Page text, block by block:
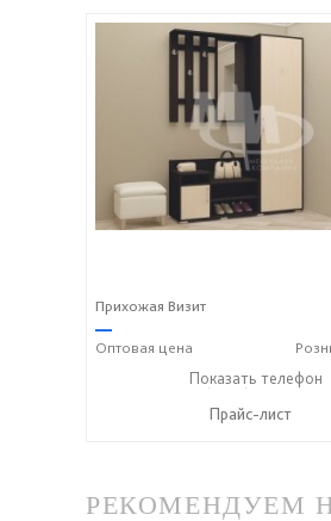
Прихожая Визит
—
Оптовая цена
+7 (8412) 20-20-37
Показать телефон
Прайс-лист
РЕКОМЕНДУЕМ